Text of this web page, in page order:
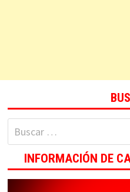
Buscar:
INFORMACIÓN DE